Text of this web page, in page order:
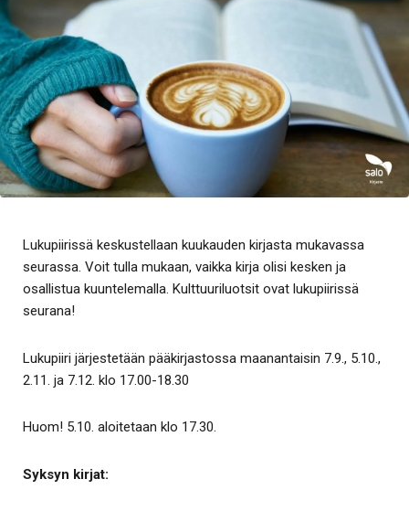
Lukupiirissä keskustellaan kuukauden kirjasta mukavassa
seurassa. Voit tulla mukaan, vaikka kirja olisi kesken ja
osallistua kuuntelemalla. Kulttuuriluotsit ovat lukupiirissä
seurana!
Lukupiiri järjestetään pääkirjastossa maanantaisin 7.9., 5.10.,
2.11. ja 7.12. klo 17.00-18.30
Huom! 5.10. aloitetaan klo 17.30.
Syksyn kirjat: